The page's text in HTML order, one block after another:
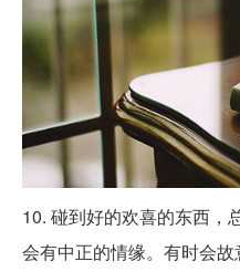
10. 碰到好的欢喜的东西，
会有中正的情缘。有时会